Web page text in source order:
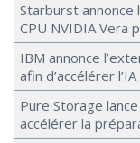
Starburst annonce
CPU NVIDIA Vera
IBM annonce
afin d’accélérer
Pure Storage
accélérer la